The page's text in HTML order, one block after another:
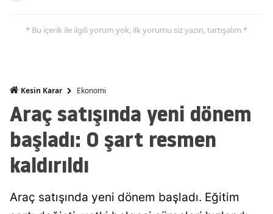
Malatya
Manisa
Mardin
* Bu içerik ile ilgili yorum yok, ilk yorumu siz yazın, tartışalım *
Kesin Karar Ekonomi
Araç satışında yeni dönem
başladı: O şart resmen
kaldırıldı
Araç satışında yeni dönem başladı. Eğitim